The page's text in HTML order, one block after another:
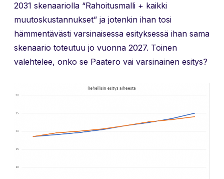
2031 skenaariolla “Rahoitusmalli + kaikki
muutoskustannukset” ja jotenkin ihan tosi
hämmentävästi varsinaisessa esityksessä ihan sama
skenaario toteutuu jo vuonna 2027. Toinen
valehtelee, onko se Paatero vai varsinainen esitys?